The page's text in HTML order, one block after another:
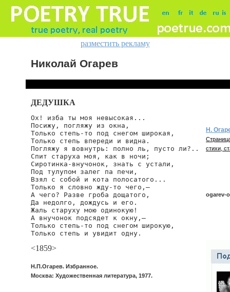
разместить рекламу
Николай Огарев
ДЕДУШКА
Ох! изба ты моя невысокая...
Посижу, погляжу из окна,
Только степь-то под снегом широкая,
Только степь впереди и видна.
Погляжу я вовнутрь: полно ль, пусто ли?..
Спит старуха моя, как в ночи;
Сиротинка-внучонок, знать с устали,
Под тулупом залег па печи,
Взял с собой и кота полосатого...
Только я словно жду-то чего,—
А чего? Разве гроба дощатого,
Да недолго, дождусь и его.
Жаль старуху мою одинокую!
А внучонок подсядет к окну,—
Только степь-то под снегом широкую,
Только степь и увидит одну.
<1859>
Н.П.Огарев. Избранное.
Москва: Художественная литература, 1977.
Н.
стихи,
ogarev-